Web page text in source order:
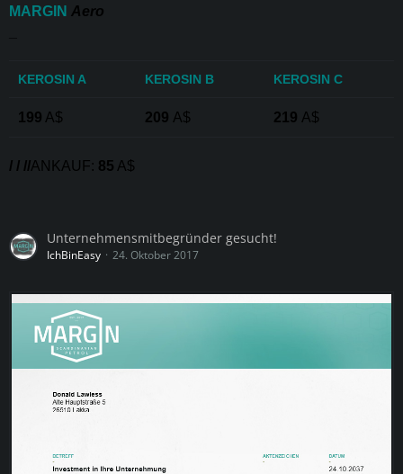
MARGIN Aero
KEROSIN A KEROSIN B KEROSIN C
199 A$ 209 A$ 219 A$
/ / //ANKAUF: 85 A$
Unternehmensmitbegründer gesucht!
IchBinEasy 24. Oktober 2017